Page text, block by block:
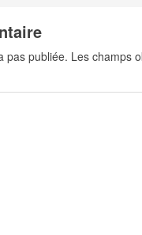
pas publiée. Les champs